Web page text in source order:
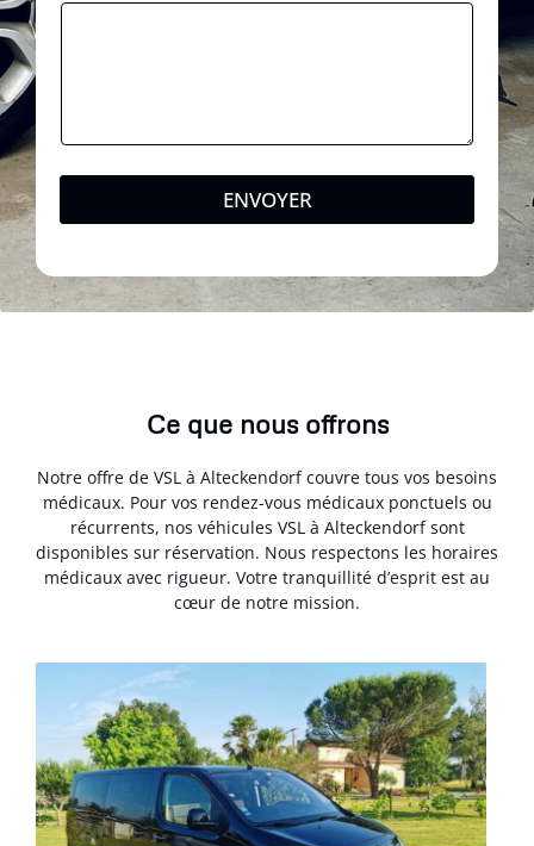
ENVOYER
Ce que nous offrons
Notre offre de VSL à Alteckendorf couvre tous vos besoins
médicaux. Pour vos rendez-vous médicaux ponctuels ou
récurrents, nos véhicules VSL à Alteckendorf sont
disponibles sur réservation. Nous respectons les horaires
médicaux avec rigueur. Votre tranquillité d’esprit est au
cœur de notre mission.